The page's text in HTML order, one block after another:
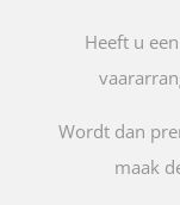
Heeft u
Wordt dan
maak